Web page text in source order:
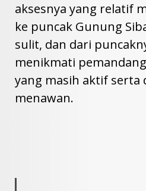
aksesnya yang relatif
ke puncak Gunung
sulit, dan dari
menikmati
yang masih aktif serta
menawan.